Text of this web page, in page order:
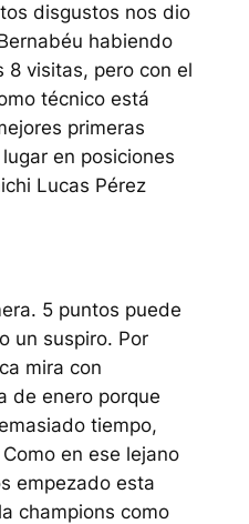
disgustos nos dio
habiendo
8 visitas, pero con el
técnico está
primeras
en posiciones
Lucas Pérez
5 puntos puede
un suspiro. Por
mira con
de enero porque
tiempo,
en ese lejano
empezado esta
champions como